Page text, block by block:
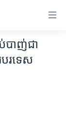
បាញ់​ជា
បរទេស​